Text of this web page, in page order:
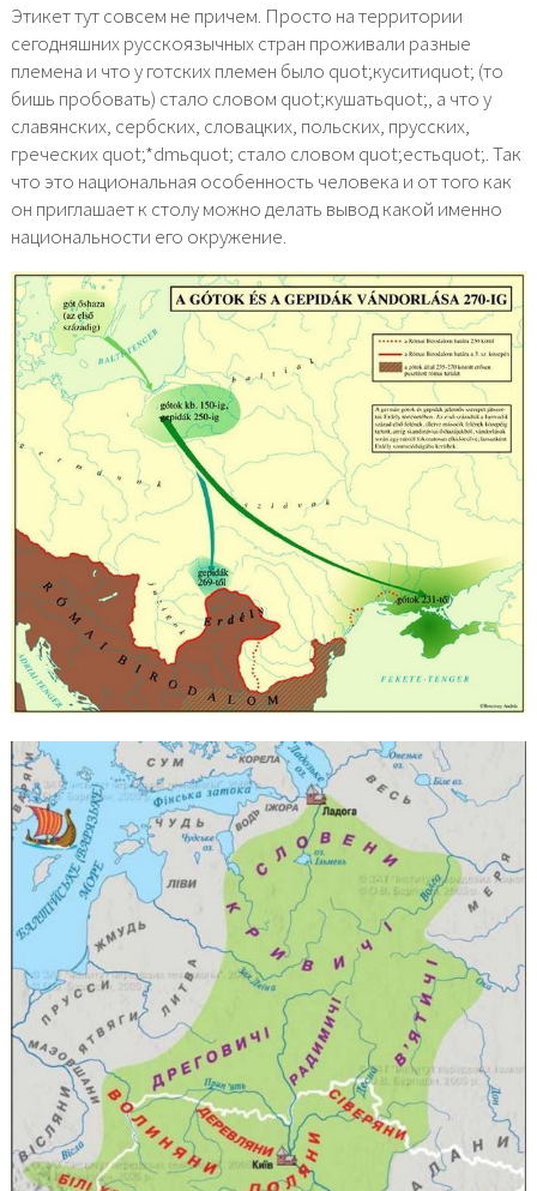
Этикет тут совсем не причем. Просто на территории
сегодняшних русскоязычных стран проживали разные
племена и что у готских племен было quot;куситиquot; (то
бишь пробовать) стало словом quot;кушатьquot;, а что у
славянских, сербских, словацких, польских, прусских,
греческих quot;*dmьquot; стало словом quot;естьquot;. Так
что это национальная особенность человека и от того как
он приглашает к столу можно делать вывод какой именно
национальности его окружение.